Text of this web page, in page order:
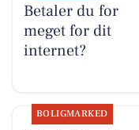
Betaler du for
meget for dit
internet?
BOLIGMARKED